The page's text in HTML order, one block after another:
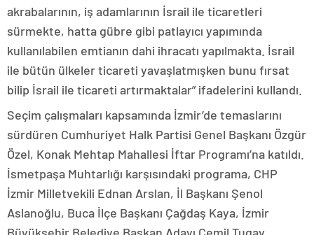
akrabalarının, iş adamlarının İsrail ile ticaretleri
sürmekte, hatta gübre gibi patlayıcı yapımında
kullanılabilen emtianın dahi ihracatı yapılmakta. İsrail
ile bütün ülkeler ticareti yavaşlatmışken bunu fırsat
bilip İsrail ile ticareti artırmaktalar” ifadelerini kullandı.
Seçim çalışmaları kapsamında İzmir’de temaslarını
sürdüren Cumhuriyet Halk Partisi Genel Başkanı Özgür
Özel, Konak Mehtap Mahallesi İftar Programı’na katıldı.
İsmetpaşa Muhtarlığı karşısındaki programa, CHP
İzmir Milletvekili Ednan Arslan, İl Başkanı Şenol
Aslanoğlu, Buca İlçe Başkanı Çağdaş Kaya, İzmir